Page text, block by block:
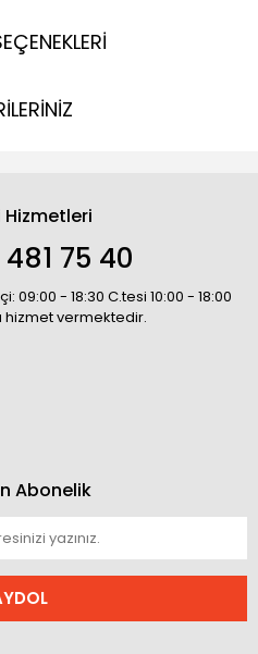
481 75 40
- 18:30 C.tesi 10:00 - 18:00
hizmet vermektedir.
Abonelik